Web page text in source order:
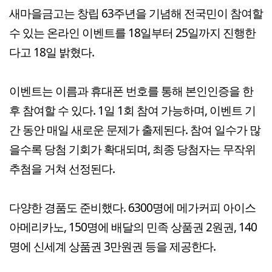
새마을금고는 창립 63주년을 기념해 전국민이 참여할
수 있는 온라인 이벤트를 18일부터 25일까지 진행한
다고 18일 밝혔다.
이벤트는 이름과 휴대폰 번호를 통해 본인인증을 한
후 참여할 수 있다. 1일 1회 참여 가능하며, 이벤트 기
간 동안 매일 새로운 문제가 출제된다. 참여 일수가 많
을수록 당첨 기회가 확대되며, 최종 당첨자는 무작위
추첨을 거쳐 선정된다.
다양한 경품도 준비했다. 6300명에 메가커피 아이스
아메리카노, 150명에 배달의 민족 상품권 2원권, 140
명에 신세계 상품권 3만원권 등을 제공한다.